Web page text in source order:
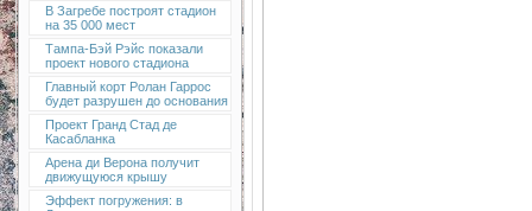
В Загребе построят стадион
на 35 000 мест
Тампа-Бэй Рэйс показали
проект нового стадиона
Главный корт Ролан Гаррос
будет разрушен до основания
Проект Гранд Стад де
Касабланка
Арена ди Верона получит
движущуюся крышу
Эффект погружения: в